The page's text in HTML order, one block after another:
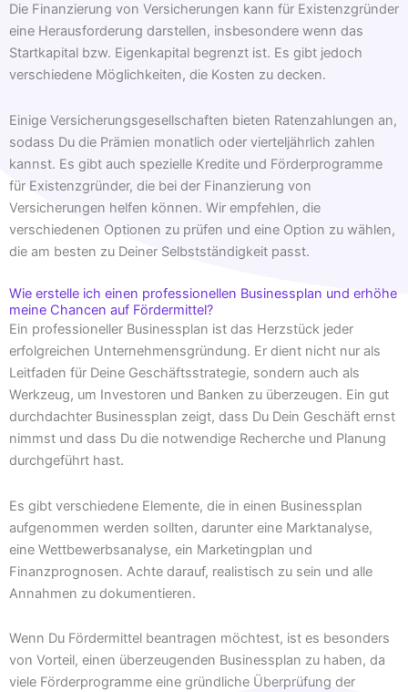
Die Finanzierung von Versicherungen kann für Existenzgründer
eine Herausforderung darstellen, insbesondere wenn das
Startkapital bzw. Eigenkapital begrenzt ist. Es gibt jedoch
verschiedene Möglichkeiten, die Kosten zu decken.
Einige Versicherungsgesellschaften bieten Ratenzahlungen an,
sodass Du die Prämien monatlich oder vierteljährlich zahlen
kannst. Es gibt auch spezielle Kredite und Förderprogramme
für Existenzgründer, die bei der Finanzierung von
Versicherungen helfen können. Wir empfehlen, die
verschiedenen Optionen zu prüfen und eine Option zu wählen,
die am besten zu Deiner Selbstständigkeit passt.
Wie erstelle ich einen professionellen Businessplan und erhöhe
meine Chancen auf Fördermittel?
Ein professioneller Businessplan ist das Herzstück jeder
erfolgreichen Unternehmensgründung. Er dient nicht nur als
Leitfaden für Deine Geschäftsstrategie, sondern auch als
Werkzeug, um Investoren und Banken zu überzeugen. Ein gut
durchdachter Businessplan zeigt, dass Du Dein Geschäft ernst
nimmst und dass Du die notwendige Recherche und Planung
durchgeführt hast.
Es gibt verschiedene Elemente, die in einen Businessplan
aufgenommen werden sollten, darunter eine Marktanalyse,
eine Wettbewerbsanalyse, ein Marketingplan und
Finanzprognosen. Achte darauf, realistisch zu sein und alle
Annahmen zu dokumentieren.
Wenn Du Fördermittel beantragen möchtest, ist es besonders
von Vorteil, einen überzeugenden Businessplan zu haben, da
viele Förderprogramme eine gründliche Überprüfung der